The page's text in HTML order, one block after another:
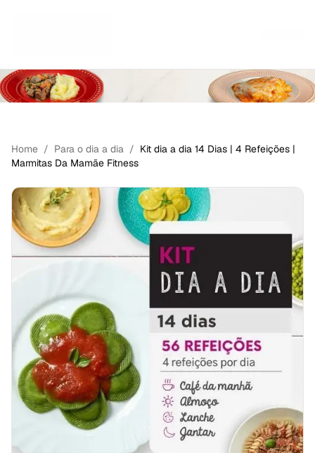
Home / Para o dia a dia / Kit dia a dia 14 Dias | 4 Refeições |
Marmitas Da Mamãe Fitness